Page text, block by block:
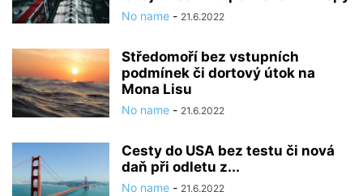
No name - 21.6.2022
Středomoří bez vstupních
podmínek či dortový útok na
Mona Lisu
No name - 21.6.2022
Cesty do USA bez testu či nová
daň při odletu z...
No name - 21.6.2022